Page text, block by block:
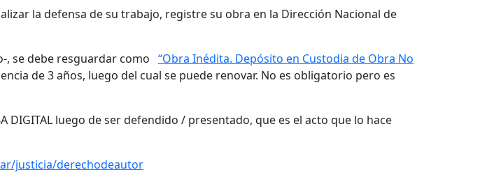
la defensa de su trabajo, registre su obra en la Dirección Nacional de
, se debe resguardar como “Obra Inédita. Depósito en Custodia de Obra No
de 3 años, luego del cual se puede renovar. No es obligatorio pero es
luego de ser defendido / presentado, que es el acto que lo hace
justicia/derechodeautor